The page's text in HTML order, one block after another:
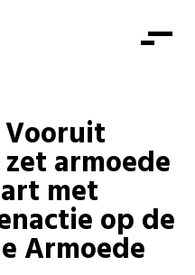
lid
Vooruit
armoede
met
op de
Armoede